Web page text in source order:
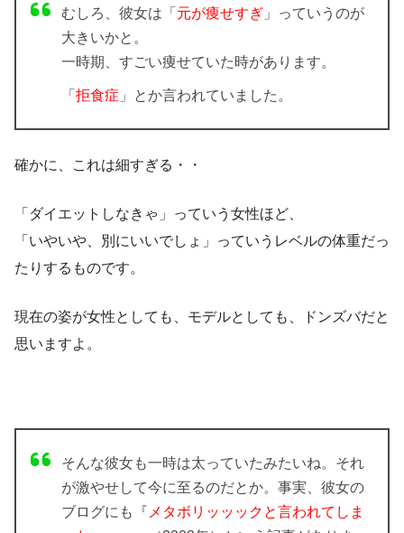
むしろ、彼女は「 元が痩せすぎ 」っていうのが
大きいかと。
一時期、すごい痩せていた時があります。
「 拒食症 」とか言われていました。
確かに、これは細すぎる・・
「ダイエットしなきゃ」っていう女性ほど、
「いやいや、別にいいでしょ」っていうレベルの体重だっ
たりするものです。
現在の姿が女性としても、モデルとしても、ドンズバだと
思いますよ。
そんな彼女も一時は太っていたみたいね。それ
が激やせして今に至るのだとか。事実、彼女の
ブログにも『 メタボリッッックと言われてしま